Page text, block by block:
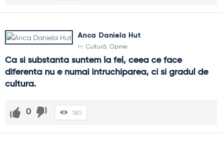
Anca Daniela Hut
In: Cultură, Opinie
Ca si substanta suntem la fel, ceea ce face
diferenta nu e numai intruchiparea, ci si gradul de
cultura.
0 180